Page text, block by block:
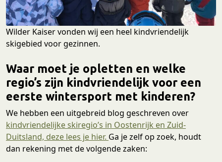
Wilder Kaiser vonden wij een heel kindvriendelijk
skigebied voor gezinnen.
Waar moet je opletten en welke
regio’s zijn kindvriendelijk voor een
eerste wintersport met kinderen?
We hebben een uitgebreid blog geschreven over
kindvriendelijke skiregio’s in Oostenrijk en Zuid-
Duitsland, deze lees je hier. Ga je zelf op zoek, houdt
dan rekening met de volgende zaken: